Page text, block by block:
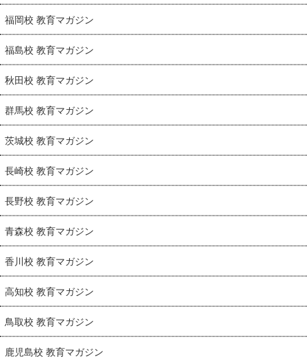
福岡校 教育マガジン
福島校 教育マガジン
秋田校 教育マガジン
群馬校 教育マガジン
茨城校 教育マガジン
長崎校 教育マガジン
長野校 教育マガジン
青森校 教育マガジン
香川校 教育マガジン
高知校 教育マガジン
鳥取校 教育マガジン
鹿児島校 教育マガジン